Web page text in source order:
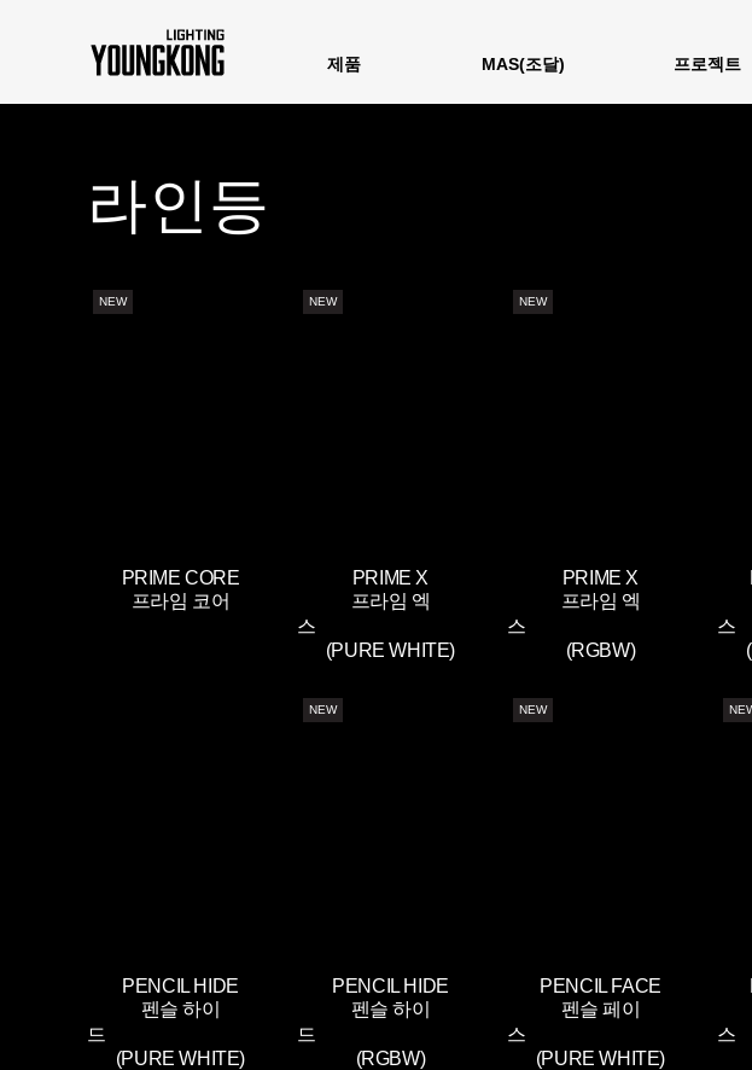
제품 MAS(조달) 프로젝트
라인등
NEW
PRIME CORE
프라임 코어
NEW
PRIME X
프라임 엑
스
(PURE WHITE)
NEW
PRIME X
프라임 엑
스
(RGBW)
PENCIL HIDE
펜슬 하이
드
(PURE WHITE)
NEW
PENCIL HIDE
펜슬 하이
드
(RGBW)
NEW
PENCIL FACE
펜슬 페이
스
(PURE WHITE)